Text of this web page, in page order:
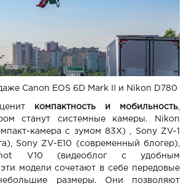
Canon EOS 6D Mark II и Nikon D780
компактность и мобильность
станут системные камеры. Nikon
камера с зумом 83Х) , Sony ZV-1
Sony ZV-E10 (современный блогер),
V10 (видеоблог с удобным
модели сочетают в себе передовые
размеры. Они позволяют